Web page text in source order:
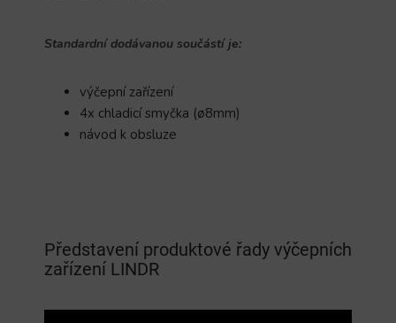
Standardní dodávanou součástí je:
výčepní zařízení
4x chladicí smyčka (ø8mm)
návod k obsluze
Představení produktové řady výčepních
zařízení LINDR